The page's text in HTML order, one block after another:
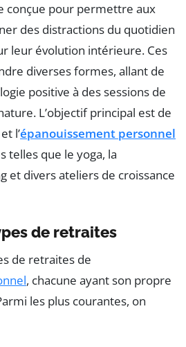
conçue pour permettre aux
des distractions du quotidien
leur évolution intérieure. Ces
diverses formes, allant de
positive à des sessions de
L’objectif principal est de
et l’épanouissement personnel
telles que le yoga, la
et divers ateliers de croissance
de retraites
de retraites de
, chacune ayant son propre
les plus courantes, on